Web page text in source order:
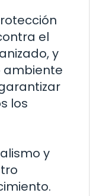
el
y
ambiente
los
y